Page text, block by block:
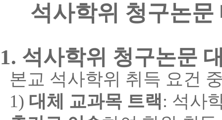
석사학위 청구논
1. 석사학위 청구논문
본교 석사학위 취득 요건
1) 대체 교과목 트랙: 석사